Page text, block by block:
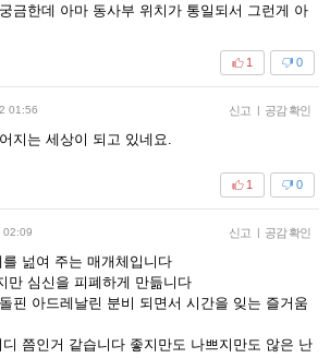
금한데 아마 동사부 위치가 통일되서 그런게 아
0
1
01:56 신고 | 공감 확인
지는 세상이 되고 있네요.
0
1
02:09 신고 | 공감 확인
넖여 주는 매개체입니다
만 심신을 피폐하게 만듦니다
핀 아드레날린 분비 되면서 시간을 잊는 즐거움
쯤인거 같습니다 좋지만도 나쁘지만도 않은 난